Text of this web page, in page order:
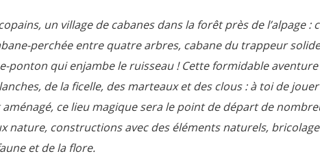
un village de cabanes dans la forêt près de l’alpage :
perchée entre quatre arbres, cabane du trappeur
ponton qui enjambe le ruisseau ! Cette formidable
de la ficelle, des marteaux et des clous : à toi de
ce lieu magique sera le point de départ de
nature, constructions avec des éléments naturels,
et de la flore.